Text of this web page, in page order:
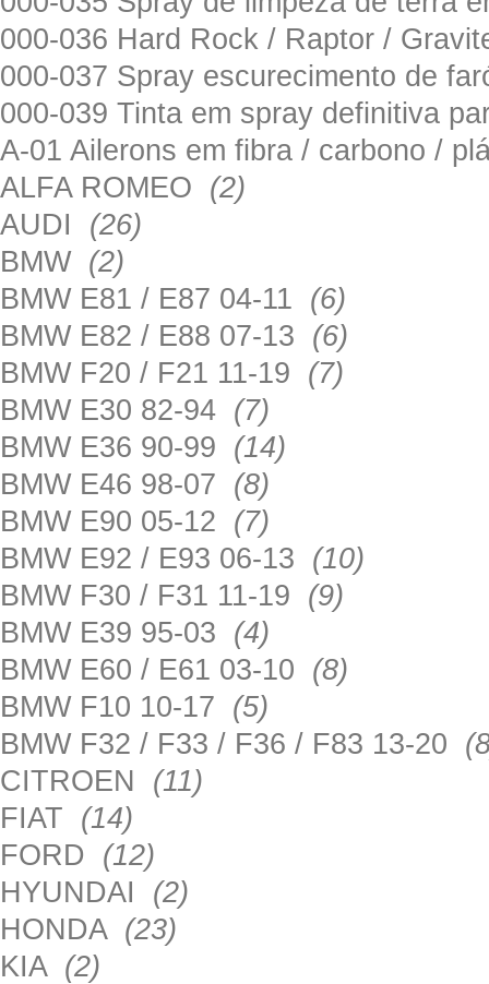
000-036 Hard Rock / Raptor /
000-037 Spray escurecimento de
000-039 Tinta em spray definitiva
A-01 Ailerons em fibra / carbono /
ALFA ROMEO (2)
AUDI (26)
BMW (2)
BMW E81 / E87 04-11 (6)
BMW E82 / E88 07-13 (6)
BMW F20 / F21 11-19 (7)
BMW E30 82-94 (7)
BMW E36 90-99 (14)
BMW E46 98-07 (8)
BMW E90 05-12 (7)
BMW E92 / E93 06-13 (10)
BMW F30 / F31 11-19 (9)
BMW E39 95-03 (4)
BMW E60 / E61 03-10 (8)
BMW F10 10-17 (5)
BMW F32 / F33 / F36 / F83 13-20
CITROEN (11)
FIAT (14)
FORD (12)
HYUNDAI (2)
HONDA (23)
KIA (2)